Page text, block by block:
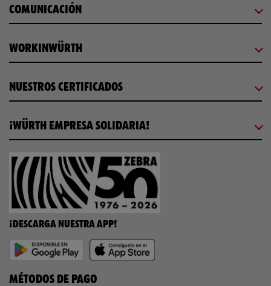
COMUNICACIÓN
WORKINWÜRTH
NUESTROS CERTIFICADOS
¡WÜRTH EMPRESA SOLIDARIA!
¡DESCARGA NUESTRA APP!
MÉTODOS DE PAGO